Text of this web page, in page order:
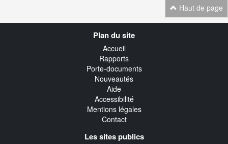
Haut de page
Plan du site
Accueil
Rapports
Porte-documents
Nouveautés
Aide
Accessibilité
Mentions légales
Contact
Les sites publics